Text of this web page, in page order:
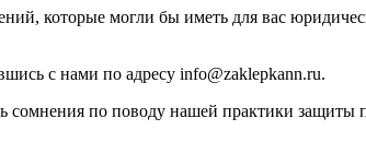
которые могли бы иметь для вас
с нами по адресу info@zaklepkann.ru.
сомнения по поводу нашей практики